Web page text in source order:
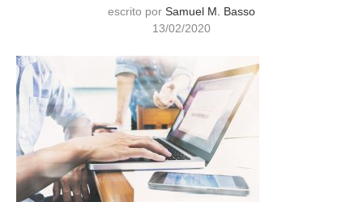
escrito por Samuel M. Basso
13/02/2020